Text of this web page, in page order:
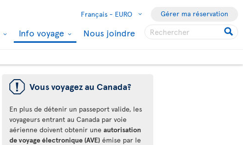
Français - EURO Gérer ma réservation
Info voyage Nous joindre
ü Vous voyagez au Canada?
En plus de détenir un passeport valide, les
voyageurs entrant au Canada par voie
aérienne doivent obtenir uneautorisation
de voyage électronique (AVE) émise par le